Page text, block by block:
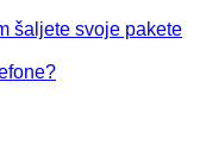
šaljete svoje pakete